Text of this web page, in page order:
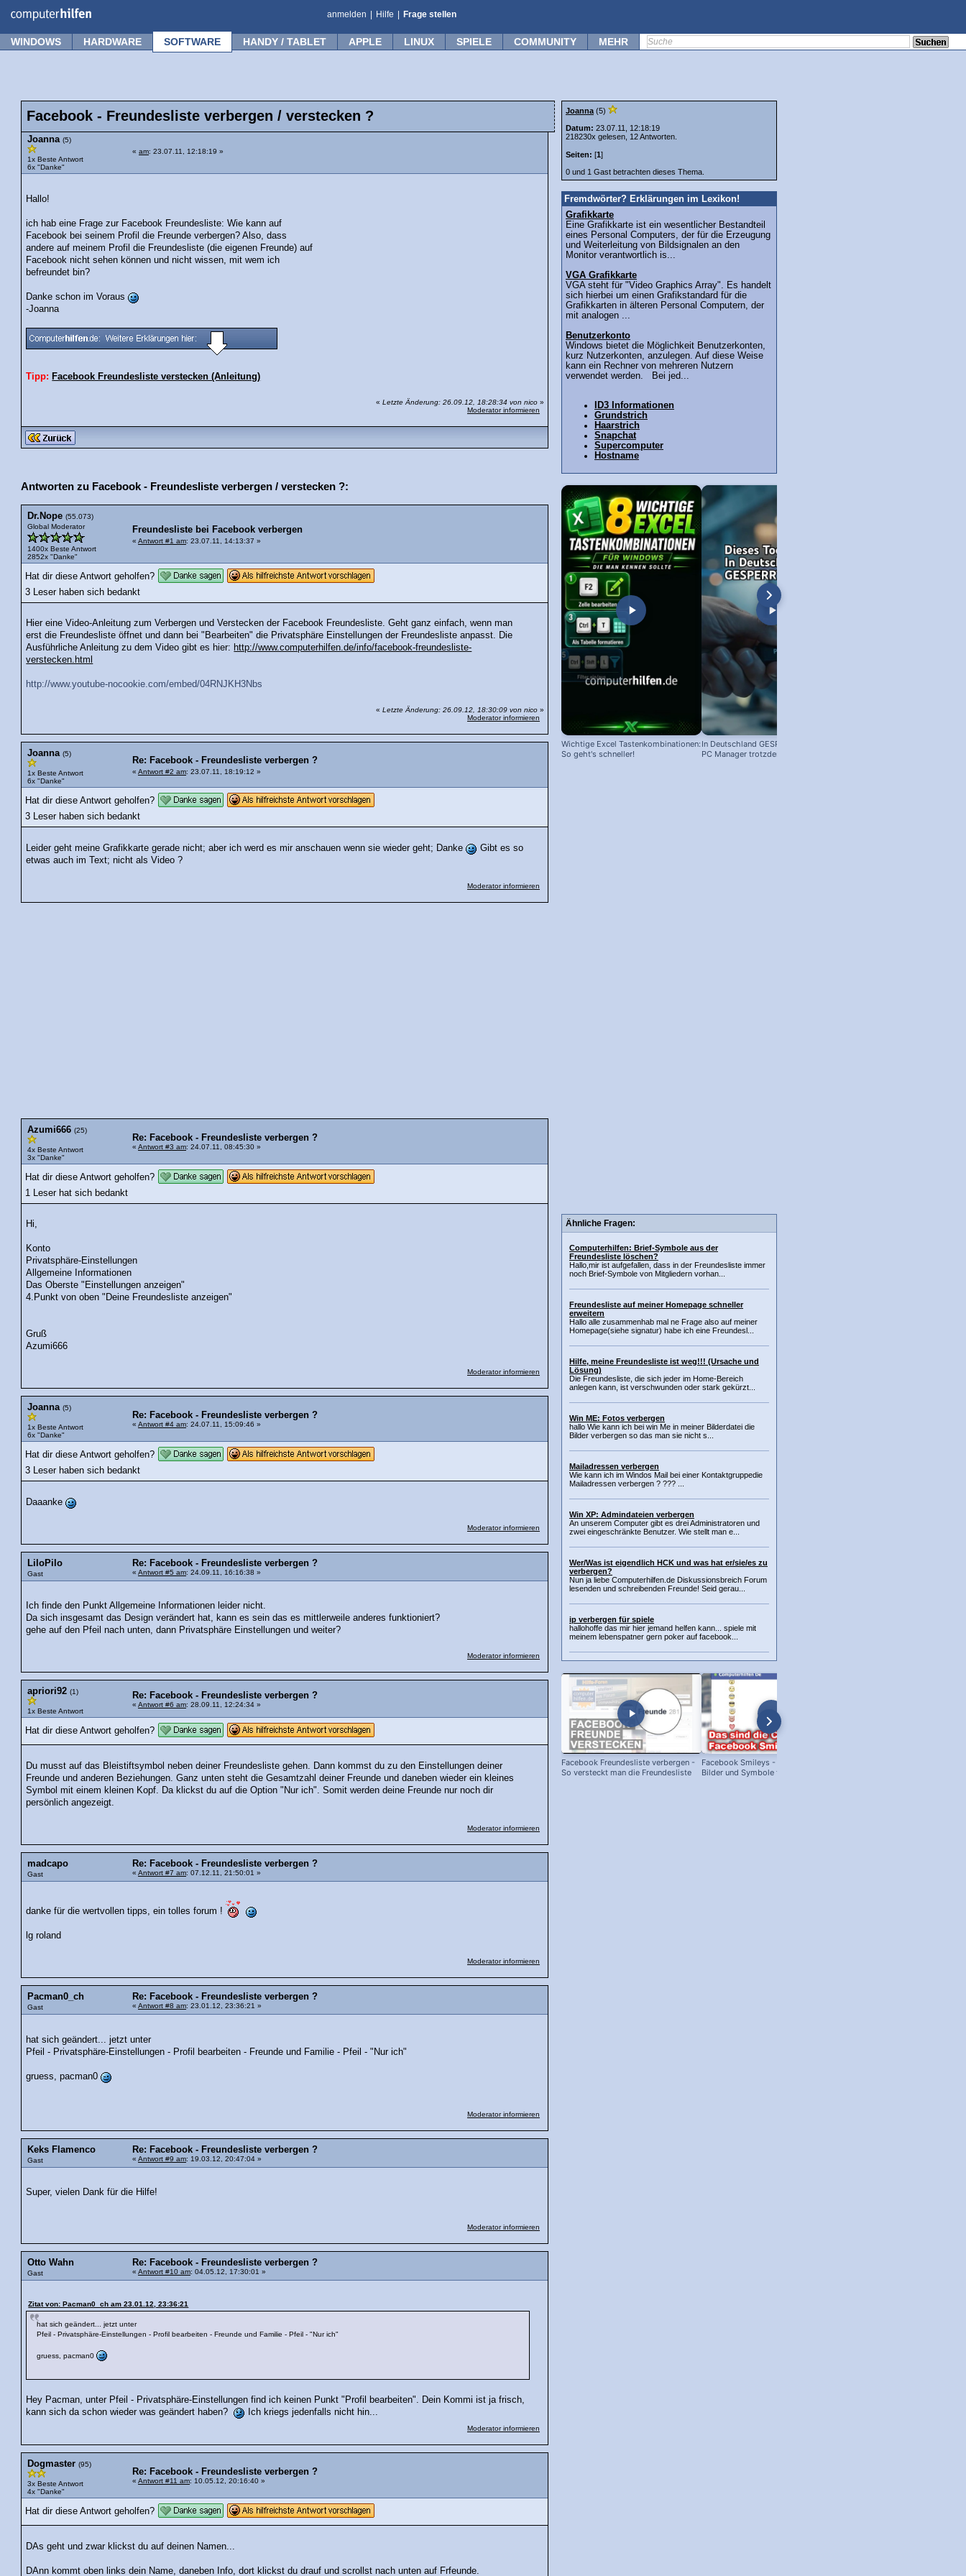
anmelden Hilfe Frage stellen
WINDOWS HARDWARE SOFTWARE HANDY / TABLET APPLE LINUX SPIELE COMMUNITY MEHR
Facebook - Freundesliste verbergen / verstecken ?
Joanna (5)
1x Beste Antwort
6x "Danke"
« am: 23.07.11, 12:18:19 »
Hallo!
ich hab eine Frage zur Facebook Freundesliste: Wie kann auf
Facebook bei seinem Profil die Freunde verbergen? Also, dass
andere auf meinem Profil die Freundesliste (die eigenen Freunde) auf
Facebook nicht sehen können und nicht wissen, mit wem ich
befreundet bin?
Danke schon im Voraus
-Joanna
Tipp: Facebook Freundesliste verstecken (Anleitung)
« Letzte Änderung: 26.09.12, 18:28:34 von nico »
Moderator informieren
Antworten zu Facebook - Freundesliste verbergen / verstecken ?:
Dr.Nope (55.073)
Global Moderator
1400x Beste Antwort
2852x "Danke"
Freundesliste bei Facebook verbergen
« Antwort #1 am: 23.07.11, 14:13:37 »
Hat dir diese Antwort geholfen?
3 Leser haben sich bedankt
Hier eine Video-Anleitung zum Verbergen und Verstecken der Facebook Freundesliste. Geht ganz einfach, wenn man
erst die Freundesliste öffnet und dann bei "Bearbeiten" die Privatsphäre Einstellungen der Freundesliste anpasst. Die
Ausführliche Anleitung zu dem Video gibt es hier: http://www.computerhilfen.de/info/facebook-freundesliste-
verstecken.html
http://www.youtube-nocookie.com/embed/04RNJKH3Nbs
« Letzte Änderung: 26.09.12, 18:30:09 von nico »
Moderator informieren
Joanna (5)
1x Beste Antwort
6x "Danke"
Re: Facebook - Freundesliste verbergen ?
« Antwort #2 am: 23.07.11, 18:19:12 »
Hat dir diese Antwort geholfen?
3 Leser haben sich bedankt
Leider geht meine Grafikkarte gerade nicht; aber ich werd es mir anschauen wenn sie wieder geht; Danke
Gibt es so
etwas auch im Text; nicht als Video ?
Moderator informieren
Azumi666 (25)
4x Beste Antwort
3x "Danke"
Re: Facebook - Freundesliste verbergen ?
« Antwort #3 am: 24.07.11, 08:45:30 »
Hat dir diese Antwort geholfen?
1 Leser hat sich bedankt
Hi,
Konto
Privatsphäre-Einstellungen
Allgemeine Informationen
Das Oberste "Einstellungen anzeigen"
4.Punkt von oben "Deine Freundesliste anzeigen"
Gruß
Azumi666
Moderator informieren
Joanna (5)
1x Beste Antwort
6x "Danke"
Re: Facebook - Freundesliste verbergen ?
« Antwort #4 am: 24.07.11, 15:09:46 »
Hat dir diese Antwort geholfen?
3 Leser haben sich bedankt
Daaanke
Moderator informieren
LiloPilo
Gast
Re: Facebook - Freundesliste verbergen ?
« Antwort #5 am: 24.09.11, 16:16:38 »
Ich finde den Punkt Allgemeine Informationen leider nicht.
Da sich insgesamt das Design verändert hat, kann es sein das es mittlerweile anderes funktioniert?
gehe auf den Pfeil nach unten, dann Privatsphäre Einstellungen und weiter?
Moderator informieren
apriori92 (1)
1x Beste Antwort
Re: Facebook - Freundesliste verbergen ?
« Antwort #6 am: 28.09.11, 12:24:34 »
Hat dir diese Antwort geholfen?
Du musst auf das Bleistiftsymbol neben deiner Freundesliste gehen. Dann kommst du zu den Einstellungen deiner
Freunde und anderen Beziehungen. Ganz unten steht die Gesamtzahl deiner Freunde und daneben wieder ein kleines
Symbol mit einem kleinen Kopf. Da klickst du auf die Option "Nur ich". Somit werden deine Freunde nur noch dir
persönlich angezeigt.
Moderator informieren
madcapo
Gast
Re: Facebook - Freundesliste verbergen ?
« Antwort #7 am: 07.12.11, 21:50:01 »
danke für die wertvollen tipps, ein tolles forum !
lg roland
Moderator informieren
Pacman0_ch
Gast
Re: Facebook - Freundesliste verbergen ?
« Antwort #8 am: 23.01.12, 23:36:21 »
hat sich geändert... jetzt unter
Pfeil - Privatsphäre-Einstellungen - Profil bearbeiten - Freunde und Familie - Pfeil - "Nur ich"
gruess, pacman0
Moderator informieren
Keks Flamenco
Gast
Re: Facebook - Freundesliste verbergen ?
« Antwort #9 am: 19.03.12, 20:47:04 »
Super, vielen Dank für die Hilfe!
Moderator informieren
Otto Wahn
Gast
Re: Facebook - Freundesliste verbergen ?
« Antwort #10 am: 04.05.12, 17:30:01 »
Zitat von: Pacman0_ch am 23.01.12, 23:36:21
hat sich geändert... jetzt unter
Pfeil - Privatsphäre-Einstellungen - Profil bearbeiten - Freunde und Familie - Pfeil - "Nur ich"
gruess, pacman0
Hey Pacman, unter Pfeil - Privatsphäre-Einstellungen find ich keinen Punkt "Profil bearbeiten". Dein Kommi ist ja frisch,
kann sich da schon wieder was geändert haben?
Ich kriegs jedenfalls nicht hin...
Moderator informieren
Dogmaster (95)
3x Beste Antwort
4x "Danke"
Re: Facebook - Freundesliste verbergen ?
« Antwort #11 am: 10.05.12, 20:16:40 »
Hat dir diese Antwort geholfen?
DAs geht und zwar klickst du auf deinen Namen...
DAnn kommt oben links dein Name, daneben Info, dort klickst du drauf und scrollst nach unten auf Frfeunde.
Joanna (5)
Datum: 23.07.11, 12:18:19
218230x gelesen, 12 Antworten.
Seiten: [1]
0 und 1 Gast betrachten dieses Thema.
Fremdwörter? Erklärungen im Lexikon!
Grafikkarte
Eine Grafikkarte ist ein wesentlicher Bestandteil
eines Personal Computers, der für die Erzeugung
und Weiterleitung von Bildsignalen an den
Monitor verantwortlich is...
VGA Grafikkarte
VGA steht für "Video Graphics Array". Es handelt
sich hierbei um einen Grafikstandard für die
Grafikkarten in älteren Personal Computern, der
mit analogen ...
Benutzerkonto
Windows bietet die Möglichkeit Benutzerkonten,
kurz Nutzerkonten, anzulegen. Auf diese Weise
kann ein Rechner von mehreren Nutzern
verwendet werden. Bei jed...
ID3 Informationen
Grundstrich
Haarstrich
Snapchat
Supercomputer
Hostname
Wichtige Excel Tastenkombinationen:
So geht's schneller!
In Deutschland GESPERRT: Microsoft
PC Manager trotzdem installieren
Ähnliche Fragen:
Computerhilfen: Brief-Symbole aus der
Freundesliste löschen?
Hallo,mir ist aufgefallen, dass in der Freundesliste immer
noch Brief-Symbole von Mitgliedern vorhan...
Freundesliste auf meiner Homepage schneller
erweitern
Hallo alle zusammenhab mal ne Frage also auf meiner
Homepage(siehe signatur) habe ich eine Freundesl...
Hilfe, meine Freundesliste ist weg!!! (Ursache und
Lösung)
Die Freundesliste, die sich jeder im Home-Bereich
anlegen kann, ist verschwunden oder stark gekürzt...
Win ME: Fotos verbergen
hallo Wie kann ich bei win Me in meiner Bilderdatei die
Bilder verbergen so das man sie nicht s...
Mailadressen verbergen
Wie kann ich im Windos Mail bei einer Kontaktgruppedie
Mailadressen verbergen ? ??? ...
Win XP: Admindateien verbergen
An unserem Computer gibt es drei Administratoren und
zwei eingeschränkte Benutzer. Wie stellt man e...
Wer/Was ist eigendlich HCK und was hat er/sie/es zu
verbergen?
Nun ja liebe Computerhilfen.de Diskussionsbreich Forum
lesenden und schreibenden Freunde! Seid gerau...
ip verbergen für spiele
hallohoffe das mir hier jemand helfen kann... spiele mit
meinem lebenspatner gern poker auf facebook...
Facebook Freundesliste verbergen -
So versteckt man die Freundesliste
Facebook Smileys - So geht's - alle
Bilder und Symbole für den Chat!